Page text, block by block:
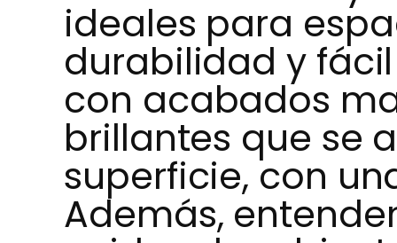
ideales para
durabilidad y
con acabados
brillantes que se
superficie, con
Además,